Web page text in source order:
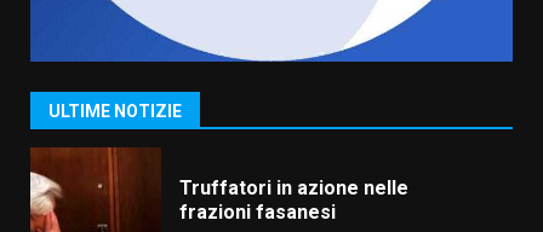
ULTIME NOTIZIE
1
Serie D, l’Us Fasano è escluso
dal campionato
5 Agosto 2026 17:30
Truffatori in azione nelle
frazioni fasanesi